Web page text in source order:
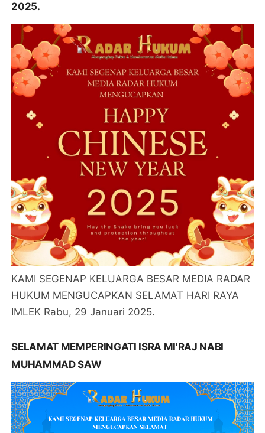
2025.
KAMI SEGENAP KELUARGA BESAR MEDIA RADAR
HUKUM MENGUCAPKAN SELAMAT HARI RAYA
IMLEK Rabu, 29 Januari 2025.
SELAMAT MEMPERINGATI ISRA MI'RAJ NABI
MUHAMMAD SAW